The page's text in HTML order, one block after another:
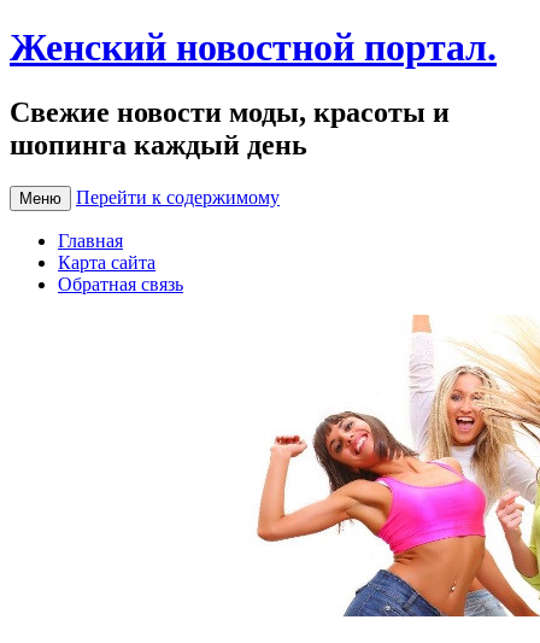
Женский новостной портал.
Свежие новости моды, красоты и
шопинга каждый день
Меню Перейти к содержимому
Главная
Карта сайта
Обратная связь